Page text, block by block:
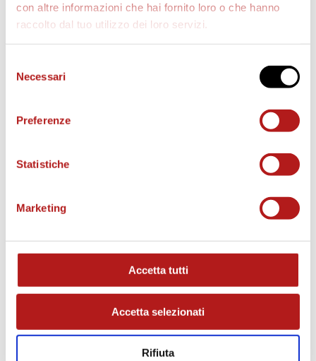
con altre informazioni che hai fornito loro o che hanno
raccolto dal tuo utilizzo dei loro servizi.
delNecessari
Preferenze
Statistiche
Marketing
Accetta tutti
Accetta selezionati
Rifiuta
AS CITTADELLA STORE
MATCH PROGRAM